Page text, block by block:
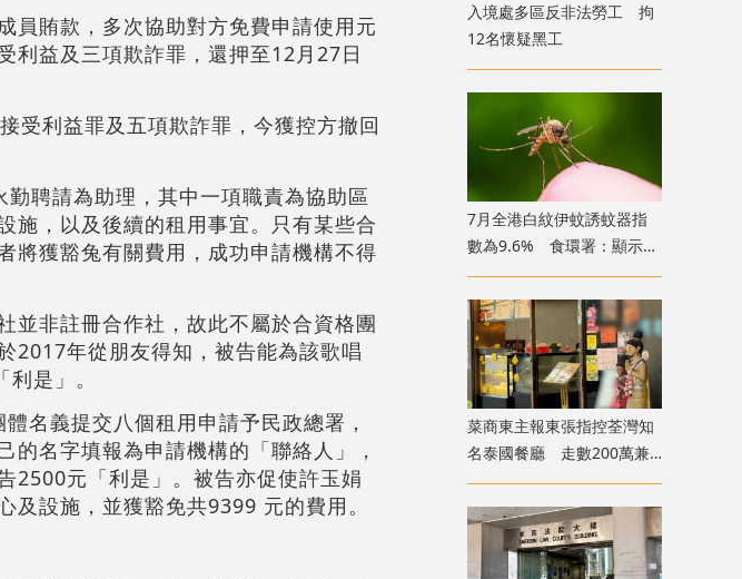
員賄款，多次協助對方免費申請使用元
利益及三項欺詐罪，還押至12月27日
受利益罪及五項欺詐罪，今獲控方撤回
聘請為助理，其中一項職責為協助區
施，以及後續的租用事宜。只有某些合
將獲豁兔有關費用，成功申請機構不得
並非註冊合作社，故此不屬於合資格團
2017年從朋友得知，被告能為該歌唱
是」。
名義提交八個租用申請予民政總署，
名字填報為申請機構的「聯絡人」，
2500元「利是」。被告亦促使許玉娟
設施，並獲豁免共9399 元的費用。
入境處多區反非法勞工 拘
12名懷疑黑工
7月全港白紋伊蚊誘蚊器指
數為9.6% 食環署：顯示分
布情況頗為廣泛
菜商東主報東張指控荃灣知
名泰國餐廳 走數200萬兼
呃政府2000萬擔保貸款